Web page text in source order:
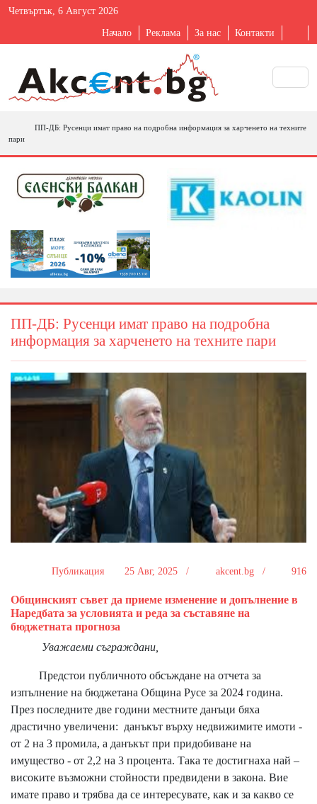
Четвъртък, 6 Август 2026
Начало Реклама За нас Контакти
ПП-ДБ: Русенци имат право на подробна информация за харченето на техните
пари
ПП-ДБ: Русенци имат право на подробна
информация за харченето на техните пари
Публикация 25 Авг, 2025 / akcent.bg / 916
Общинският съвет да приеме изменение и допълнение в
Наредбата за условията и реда за съставяне на
бюджетната прогноза
Уважаеми съграждани,
Предстои публичното обсъждане на отчета за
изпълнение на бюджетана Община Русе за 2024 година.
През последните две години местните данъци бяха
драстично увеличени: данъкът върху недвижимите имоти -
от 2 на 3 промила, а данъкът при придобиване на
имущество - от 2,2 на 3 процента. Така те достигнаха най –
високите възможни стойности предвидени в закона. Вие
имате право и трябва да се интересувате, как и за какво се